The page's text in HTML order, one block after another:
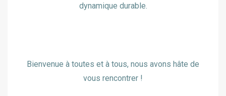
dynamique durable.
Bienvenue à toutes et à tous, nous avons hâte de
vous rencontrer !